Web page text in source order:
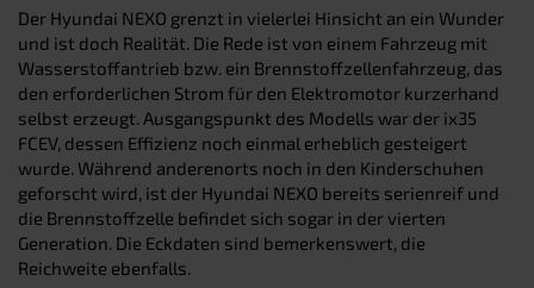
Der Hyundai NEXO grenzt in vielerlei Hinsicht an ein Wunder
und ist doch Realität. Die Rede ist von einem Fahrzeug mit
Wasserstoffantrieb bzw. ein Brennstoffzellenfahrzeug, das
den erforderlichen Strom für den Elektromotor kurzerhand
selbst erzeugt. Ausgangspunkt des Modells war der ix35
FCEV, dessen Effizienz noch einmal erheblich gesteigert
wurde. Während anderenorts noch in den Kinderschuhen
geforscht wird, ist der Hyundai NEXO bereits serienreif und
die Brennstoffzelle befindet sich sogar in der vierten
Generation. Die Eckdaten sind bemerkenswert, die
Reichweite ebenfalls.